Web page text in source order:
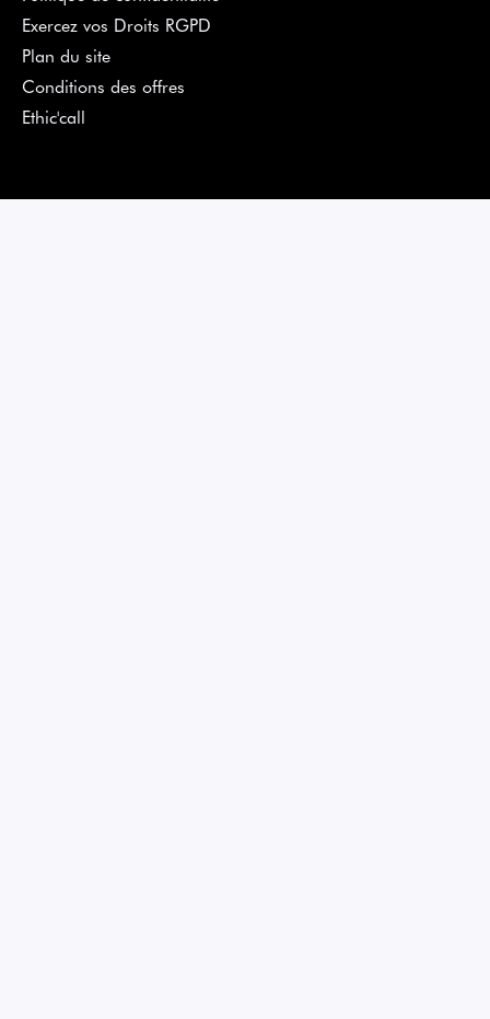
Exercez vos Droits RGPD
Plan du site
Conditions des offres
Ethic'call